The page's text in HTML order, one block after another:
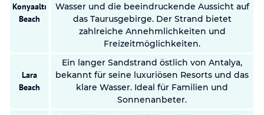
Konyaaltı
Beach
Wasser und die beeindruckende Aussicht auf
das Taurusgebirge. Der Strand bietet
zahlreiche Annehmlichkeiten und
Freizeitmöglichkeiten.
Lara
Beach
Ein langer Sandstrand östlich von Antalya,
bekannt für seine luxuriösen Resorts und das
klare Wasser. Ideal für Familien und
Sonnenanbeter.